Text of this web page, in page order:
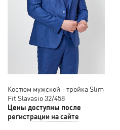
Костюм мужской - тройка Slim
Fit Slavasio 32/458
Цены доступны после
регистрации на сайте